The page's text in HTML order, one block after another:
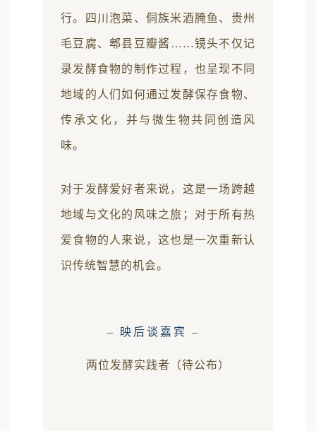
行。四川泡菜、侗族米酒腌鱼、贵州
毛豆腐、郫县豆瓣酱……镜头不仅记
录发酵食物的制作过程，也呈现不同
地域的人们如何通过发酵保存食物、
传承文化，并与微生物共同创造风
味。
对于发酵爱好者来说，这是一场跨越
地域与文化的风味之旅；对于所有热
爱食物的人来说，这也是一次重新认
识传统智慧的机会。
– 映后谈嘉宾 –
两位发酵实践者（待公布）